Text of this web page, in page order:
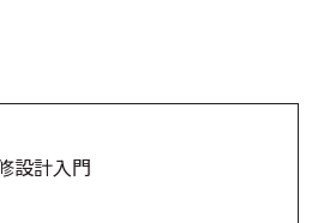
設計入門